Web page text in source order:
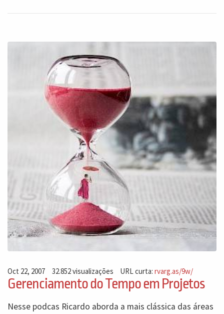
Oct 22, 2007 32.852 visualizações URL curta:rvarg.as/9w/
Gerenciamento do Tempo em Projetos
Nesse podcas Ricardo aborda a mais clássica das áreas